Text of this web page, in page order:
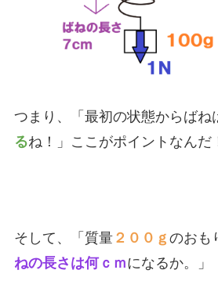
つまり、「最初の状態からばね
るね！」ここがポイントなんだ
そして、「質量２００ｇ のおも
ねの長さは何ｃｍになるか。」